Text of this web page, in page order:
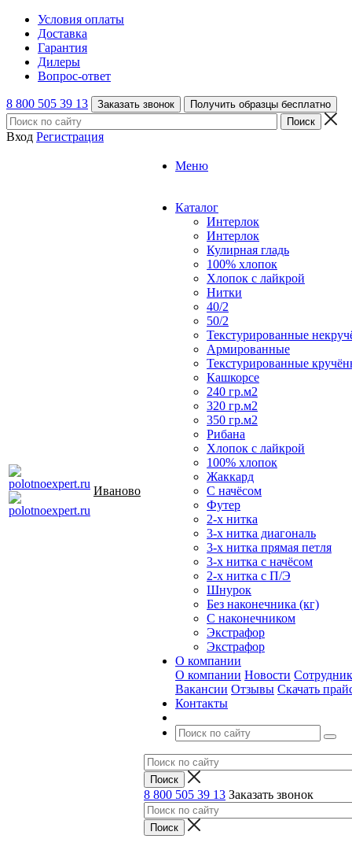
Условия оплаты
Доставка
Гарантия
Дилеры
Вопрос-ответ
8 800 505 39 13 Заказать звонок Получить образцы бесплатно
Вход Регистрация
Иваново
Меню
Каталог
Интерлок
Интерлок
Кулирная гладь
100% хлопок
Хлопок с лайкрой
Нитки
40/2
50/2
Текстурированные
Армированные
Текстурированные
Кашкорсе
240 гр.м2
320 гр.м2
350 гр.м2
Рибана
Хлопок с лайкрой
100% хлопок
Жаккард
С начёсом
Футер
2-х нитка
3-х нитка диагональ
3-х нитка прямая петля
3-х нитка с начёсом
2-х нитка с П/Э
Шнурок
Без наконечника (кг)
С наконечником
Экстрафор
Экстрафор
О компании
О компании Новости
Вакансии Отзывы Скачать
Контакты
8 800 505 39 13 Заказать звонок